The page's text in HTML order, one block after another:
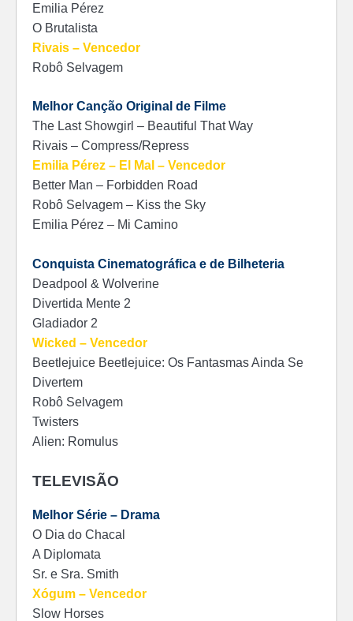
Emilia Pérez
O Brutalista
Rivais – Vencedor
Robô Selvagem
Melhor Canção Original de Filme
The Last Showgirl – Beautiful That Way
Rivais – Compress/Repress
Emilia Pérez – El Mal – Vencedor
Better Man – Forbidden Road
Robô Selvagem – Kiss the Sky
Emilia Pérez – Mi Camino
Conquista Cinematográfica e de Bilheteria
Deadpool & Wolverine
Divertida Mente 2
Gladiador 2
Wicked – Vencedor
Beetlejuice Beetlejuice: Os Fantasmas Ainda Se
Divertem
Robô Selvagem
Twisters
Alien: Romulus
TELEVISÃO
Melhor Série – Drama
O Dia do Chacal
A Diplomata
Sr. e Sra. Smith
Xógum – Vencedor
Slow Horses